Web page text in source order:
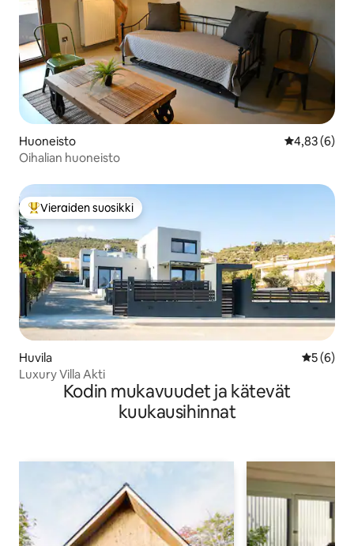
Huoneisto
4,83 (6)
Oihalian huoneisto
Vieraiden suosikkien parhaimmistoa
Vieraiden suosikki
Huvila
5 (6)
Luxury Villa Akti
Kodin mukavuudet ja kätevät
kuukausihinnat